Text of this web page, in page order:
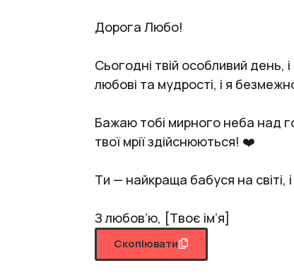
Дорога Любо!
Сьогодні твій особливий
любові та мудрості, і я
Бажаю тобі мирного неба над
твої мрії здійснюються! ❤️
Ти — найкраща бабуся на
З любов’ю, [Твоє ім’я]
Скопіювати